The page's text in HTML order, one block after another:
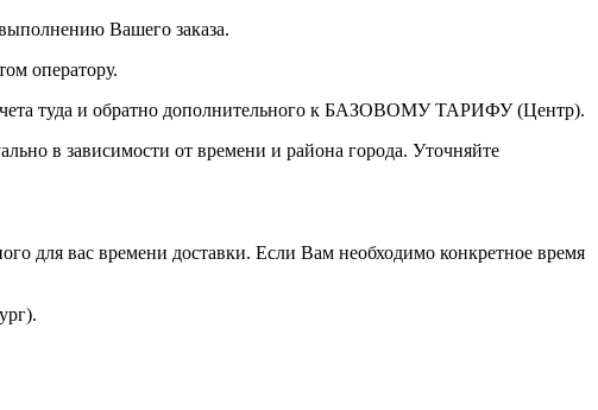
Вашего заказа.
оператору.
туда и обратно дополнительного к БАЗОВОМУ ТАРИФУ (Центр).
в зависимости от времени и района города. Уточняйте
для вас времени доставки. Если Вам необходимо конкретное время